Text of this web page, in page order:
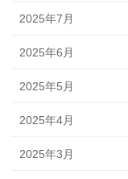
2025年7月
2025年6月
2025年5月
2025年4月
2025年3月